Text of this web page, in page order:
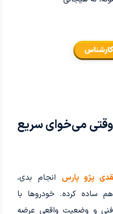
می‌خوای سریع
پژو پارس انجام بدی،
ساده کرده. خودروها با
و وضعیت واقعی عرضه